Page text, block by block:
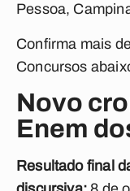
Pessoa,
Confirma mais
Concursos
Novo
Enem
Resultado final